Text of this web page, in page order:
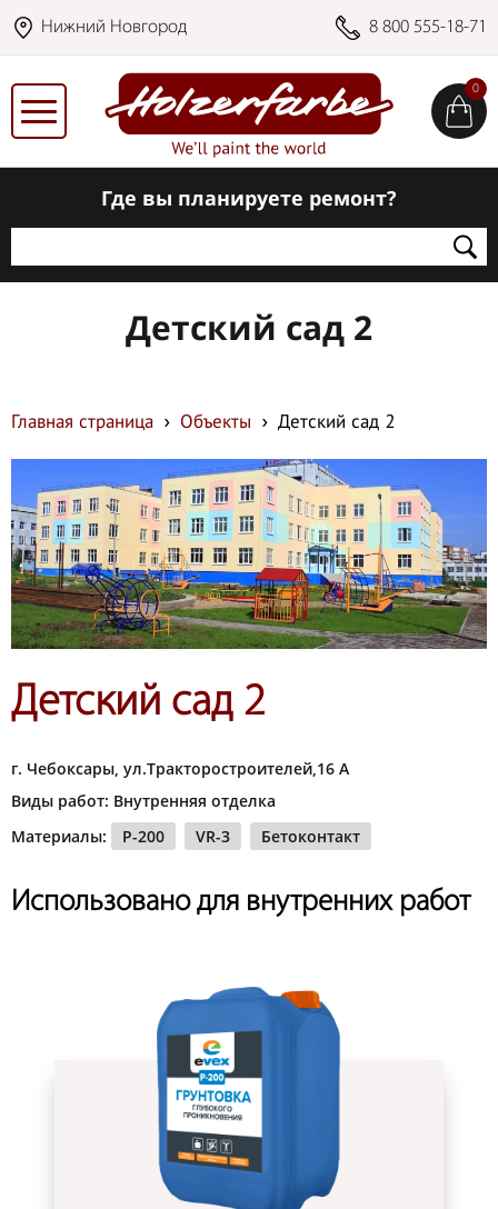
Нижний Новгород 8 800 555-18-71
0
Где вы планируете ремонт?
Детский сад 2
Главная страница Объекты Детский сад 2
Детский сад 2
г. Чебоксары, ул.Тракторостроителей,16 А
Виды работ: Внутренняя отделка
Материалы:
P-200 VR-3 Бетоконтакт
Использовано для внутренних работ